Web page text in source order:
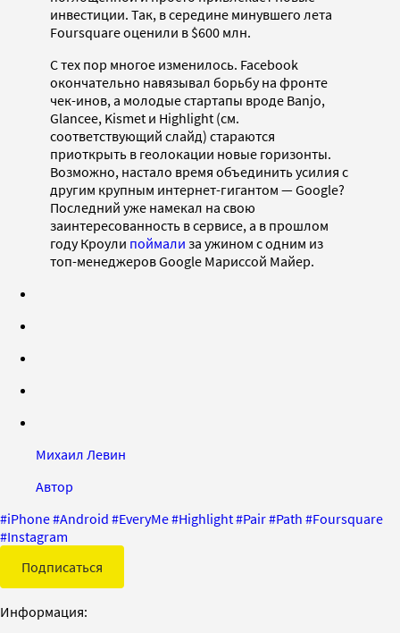
инвестиции. Так, в середине минувшего лета
Foursquare оценили в $600 млн.
С тех пор многое изменилось. Facebook
окончательно навязывал борьбу на фронте
чек-инов, а молодые стартапы вроде Banjo,
Glancee, Kismet и Highlight (см.
соответствующий слайд) стараются
приоткрыть в геолокации новые горизонты.
Возможно, настало время объединить усилия с
другим крупным интернет-гигантом — Google?
Последний уже намекал на свою
заинтересованность в сервисе, а в прошлом
году Кроули поймали за ужином с одним из
топ-менеджеров Google Мариссой Майер.
Михаил Левин
Автор
#iPhone#Android #EveryMe#Highlight#Pair#Path #Foursquare
#Instagram
Подписаться
Информация: